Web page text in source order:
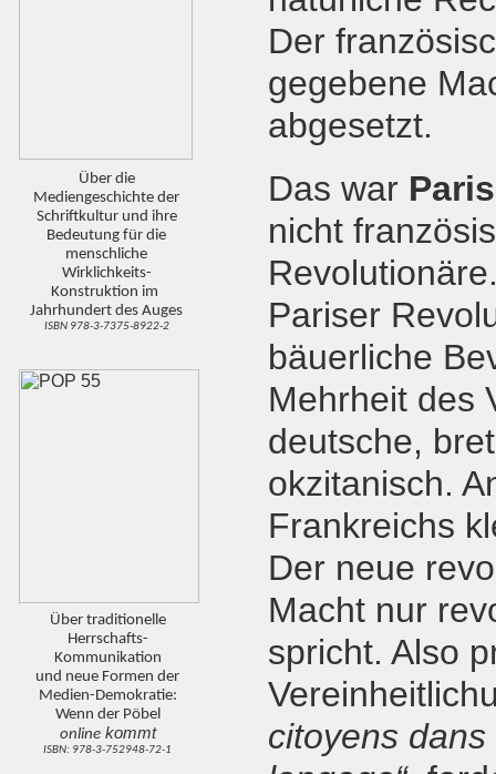
Über die
Mediengeschichte der
Schriftkultur und ihre
Bedeutung für die
menschliche
Wirklichkeits-
Konstruktion im
Jahrhundert des Auges
ISBN 978-3-7375-8922-2
Über traditionelle
Herrschafts-
Kommunikation
und neue Formen der
Medien-Demokratie:
Wenn der Pöbel
onlinekommt
ISBN: 978-3-752948-72-1
Der
gegebene
abgesetzt.
Das war
nicht
Pariser
bäuerliche
Mehrheit des
deutsche,
okzitanisch.
Frankreichs
Der neue
Macht nur
spricht. Also
citoyens